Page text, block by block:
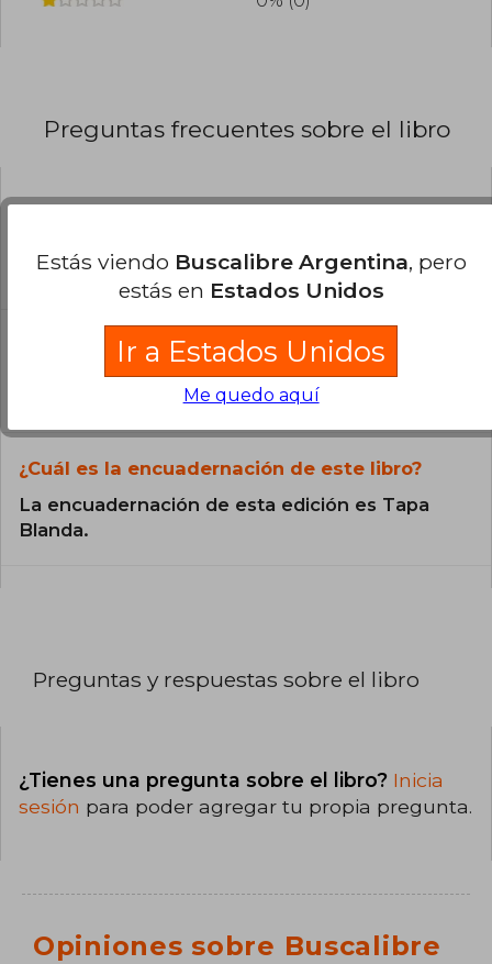
Este ensayo se ha convertido en una obra
Preguntas frecuentes sobre el libro
Todos los libros de nuestro
catálogo son Originales.
¿En qué Idioma está escrito el
El libro está escrito en Inglés.
¿Cuál es la encuadernación de este libro?
La encuadernación de esta edición es Tapa
Blanda.
Preguntas y respuestas sobre el libro
¿Tienes una pregunta sobre el libro? Inicia
sesión para poder agregar tu propia pregunta.
Opiniones sobre Buscalibre
Estás viendo Buscalibre Argentina, pero
estás en Estados Unidos
Ir a Estados Unidos
Me quedo aquí